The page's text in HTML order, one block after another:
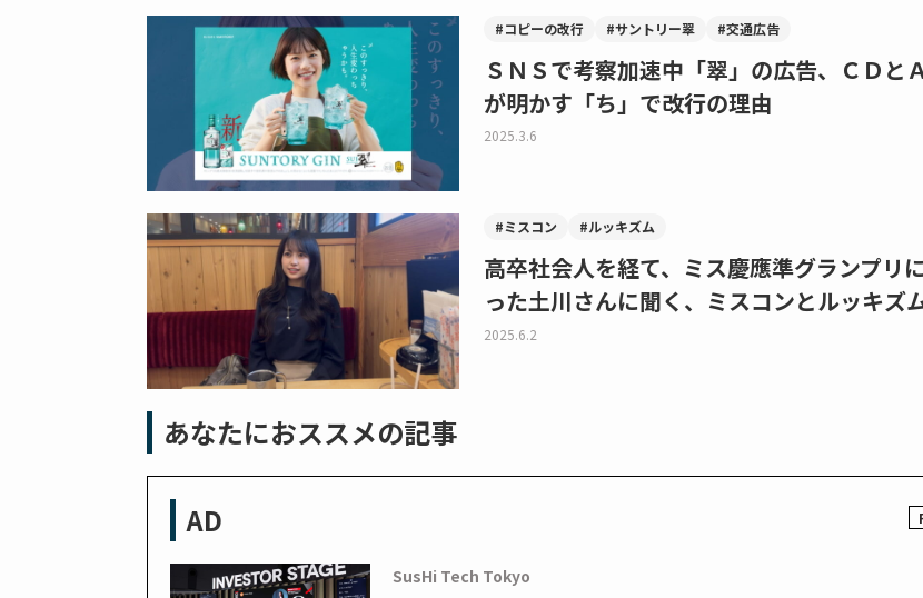
#コピーの改行 #サントリー翠 #交通広告
ＳＮＳで考察加速中「翠」の広告、ＣＤと
が明かす「ち」で改行の理由
2025.3.6
#ミスコン #ルッキズム
高卒社会人を経て、ミス慶應準グランプリ
った土川さんに聞く、ミスコンとルッキズ
2025.6.2
あなたにおススメの記事
AD
SusHi Tech Tokyo